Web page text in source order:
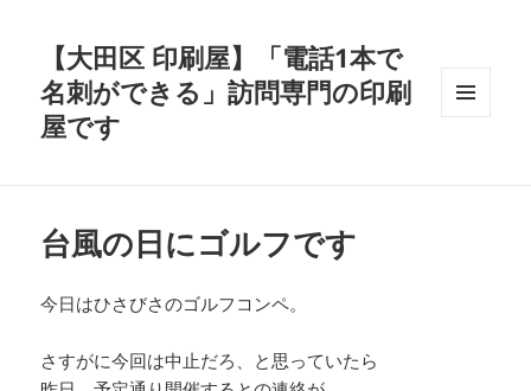
【大田区 印刷屋】「電話1本で
名刺ができる」訪問専門の印刷
屋です
台風の日にゴルフです
今日はひさびさのゴルフコンペ。
さすがに今回は中止だろ、と思っていたら